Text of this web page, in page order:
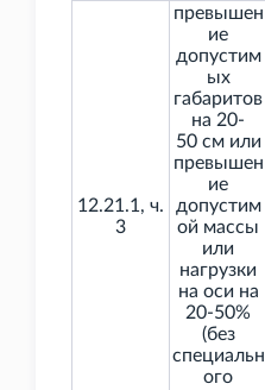
12.21.1, ч.
3
превышен
ие
допустим
ых
габаритов
на 20-
50 см или
превышен
ие
допустим
ой массы
или
нагрузки
на оси на
20-50%
(без
специальн
ого